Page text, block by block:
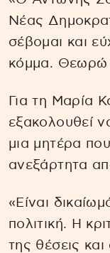
Νέας
σέβομαι και
κόμμα. Θεωρώ
Για τη Μαρία
εξακολουθεί
μια μητέρα
ανεξάρτητα
«Είναι
πολιτική. Η
της θέσεις και